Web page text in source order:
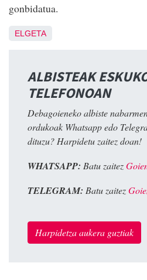
gonbidatua.
ELGETA
ALBISTEAK
TELEFONOAN
Debagoieneko albiste
ordukoak Whatsapp edo
dituzu? Harpidetu zaitez doan!
WHATSAPP: Batu zaitez
TELEGRAM: Batu zaitez
Harpidetza aukera guztiak